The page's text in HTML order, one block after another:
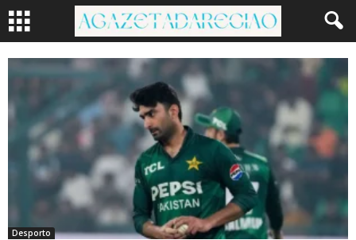
Desporto